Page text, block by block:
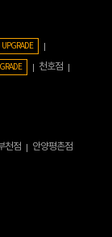
UPGRADE
천호점
천점 안양평촌점